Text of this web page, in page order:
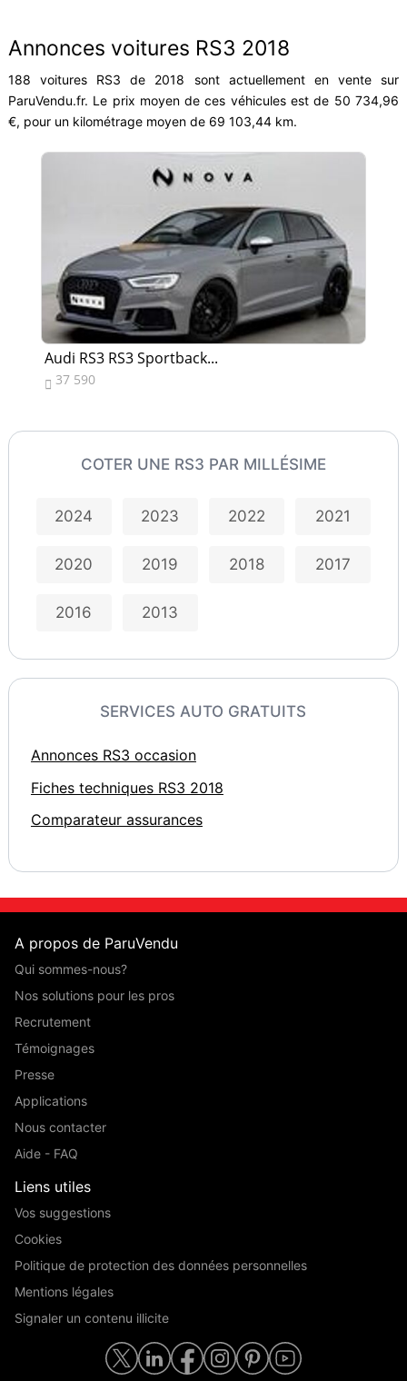
Annonces voitures RS3 2018
188 voitures RS3 de 2018 sont actuellement en vente sur
ParuVendu.fr. Le prix moyen de ces véhicules est de 50 734,96
€, pour un kilométrage moyen de 69 103,44 km.
Audi RS3 RS3 Sportback...
 37 590
COTER UNE RS3 PAR MILLÉSIME
2024 2023 2022 2021
2020 2019 2018 2017
2016 2013
SERVICES AUTO GRATUITS
Annonces RS3 occasion
Fiches techniques RS3 2018
Comparateur assurances
A propos de ParuVendu
Qui sommes-nous?
Nos solutions pour les pros
Recrutement
Témoignages
Presse
Applications
Nous contacter
Aide - FAQ
Liens utiles
Vos suggestions
Cookies
Politique de protection des données personnelles
Mentions légales
Signaler un contenu illicite